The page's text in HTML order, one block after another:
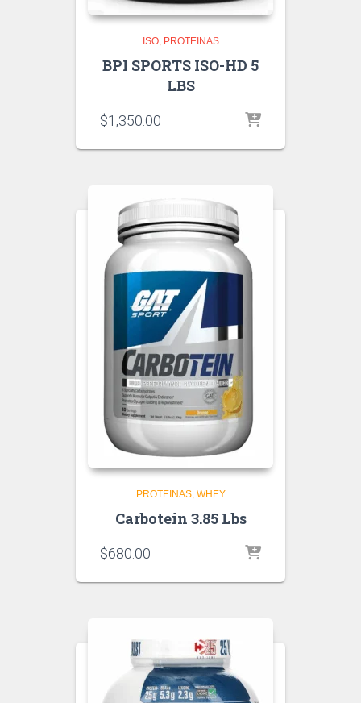
ISO PROTEINAS
BPI SPORTS ISO-HD 5
LBS
$1,350.00
PROTEINAS WHEY
Carbotein 3.85 Lbs
$680.00